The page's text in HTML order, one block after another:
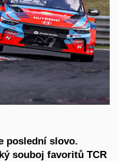
poslední slovo.
souboj favoritů TCR